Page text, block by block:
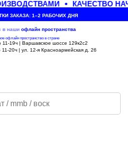
КАЧЕСТВО
ЗАКАЗА: 1–2 РАБОЧИХ ДНЯ
в наши офлайн пространства
офлайн пространство в стране
19ч | Варшавское шоссе 129к2с2
20ч | ул. 12-я Красноармейская д. 26